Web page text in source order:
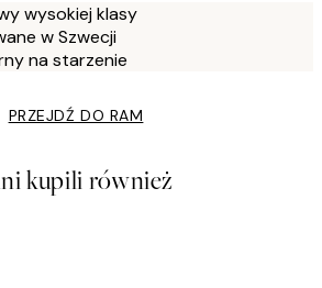
wysokiej klasy
w Szwecji
na starzenie
PRZEJDŹ DO RAM
kupili również